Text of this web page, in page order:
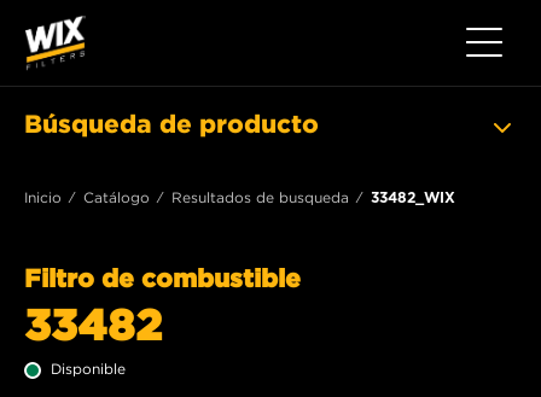
Toggle
Búsqueda de producto
Inicio Catálogo Resultados de busqueda 33482_WIX
Filtro de combustible
33482
Disponible